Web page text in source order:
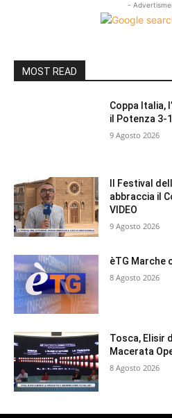
-
MOST READ
Coppa Italia,
il Potenza 3-
9 Agosto 2026
Il Festival
abbraccia il
VIDEO
9 Agosto 2026
èTG Marche
8 Agosto 2026
Tosca, Elisir
Macerata
8 Agosto 2026